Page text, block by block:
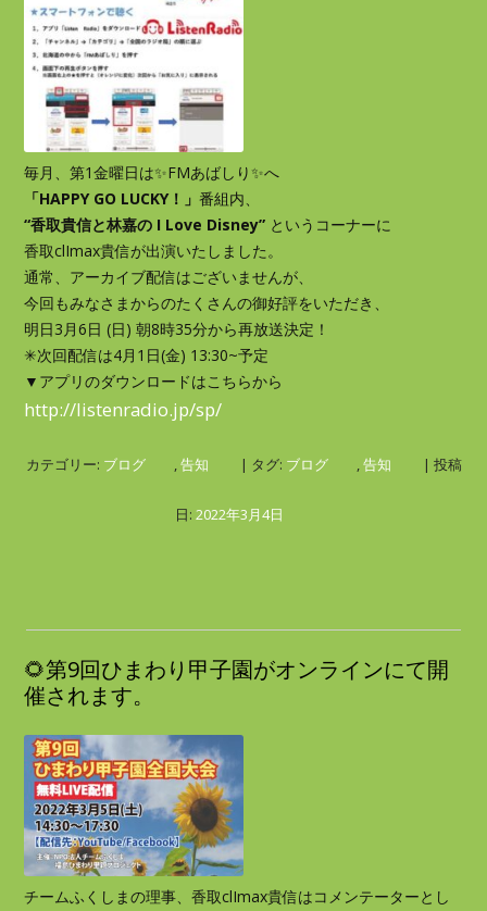
毎月、第1金曜日は✨FMあばしり✨へ
「HAPPY GO LUCKY！」番組内、
“香取貴信と林嘉の I Love Disney” というコーナーに
香取clImax貴信が出演いたしました。
通常、アーカイブ配信はございませんが、
今回もみなさまからのたくさんの御好評をいただき、
明日3月6日 (日) 朝8時35分から再放送決定！
✳︎次回配信は4月1日(金) 13:30~予定
▼アプリのダウンロードはこちらから
http://listenradio.jp/sp/
カテゴリー: ブログ 告知 | タグ: ブログ 告知 | 投稿
日: 2022年3月4日
🌻第9回ひまわり甲子園がオンラインにて開
催されます。
チームふくしまの理事、香取clImax貴信はコメンテーターとし